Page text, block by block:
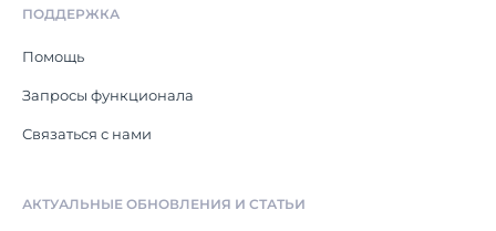
ПОДДЕРЖКА
Помощь
Запросы функционала
Связаться с нами
АКТУАЛЬНЫЕ ОБНОВЛЕНИЯ И СТАТЬИ